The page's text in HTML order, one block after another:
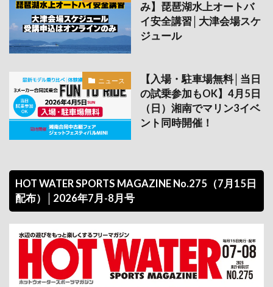
み】琵琶湖水上オートバ
イ安全講習│大津会場スケ
ジュール
ニュース
【入場・駐車場無料│当日
の試乗参加もOK】4月5日
（日）湘南でマリン3イベ
ント同時開催！
HOT WATER SPORTS MAGAZINE No.275（7月15日
配布）│2026年7月-8月号